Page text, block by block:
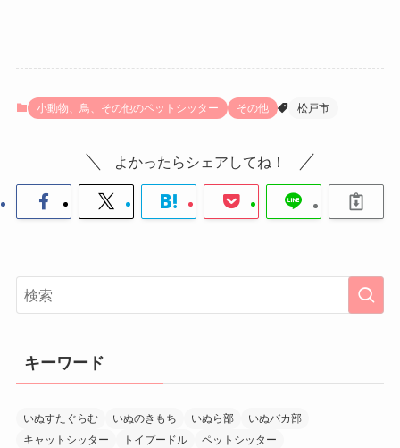
小動物、鳥、その他のペットシッター その他 松戸市
よかったらシェアしてね！
キーワード
いぬすたぐらむ いぬのきもち いぬら部
いぬバカ部
キャットシッター
トイプードル
ペットシッター